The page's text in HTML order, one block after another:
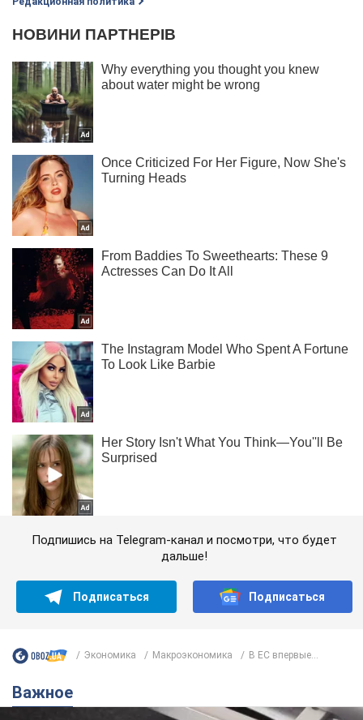
Подпишись на Telegram-канал и посмотри, что будет
дальше!
Подписаться Подписаться
Экономика Mакроэкономика В ЕС впервые...
Важное